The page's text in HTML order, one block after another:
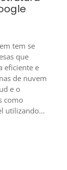
tem se
que
eficiente e
de nuvem
e o
como
utilizando...